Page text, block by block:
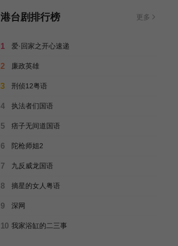
港台剧排行榜 更多
1 爱·回家之开心速递
2 廉政英雄
3 刑侦12粤语
4 执法者们国语
5 痞子无间道国语
6 陀枪师姐2
7 九反威龙国语
8 摘星的女人粤语
9 深网
10 我家浴缸的二三事